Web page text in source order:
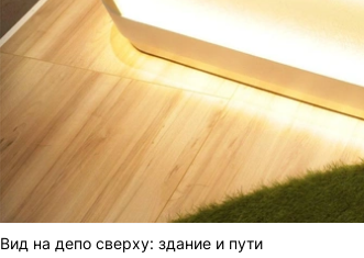
Вид на депо сверху: здание и пути